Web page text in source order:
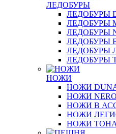
ЛЕДОБУРЫ
ЛЕДОБУРЫ
ЛЕДОБУРЫ
ЛЕДОБУРЫ
ЛЕДОБУРЫ
ЛЕДОБУРЫ
ЛЕДОБУРЫ
НОЖИ
НОЖИ
НОЖИ NERO
НОЖИ В
НОЖИ
НОЖИ